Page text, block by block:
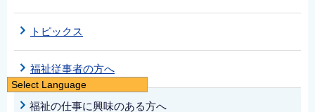
トピックス
福祉従事者の方へ
福祉の仕事に興味のある方へ
Select Language
日本語